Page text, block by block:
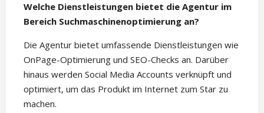
Welche Dienstleistungen bietet die Agentur im
Bereich Suchmaschinenoptimierung an?
Die Agentur bietet umfassende Dienstleistungen wie
OnPage-Optimierung und SEO-Checks an. Darüber
hinaus werden Social Media Accounts verknüpft und
optimiert, um das Produkt im Internet zum Star zu
machen.